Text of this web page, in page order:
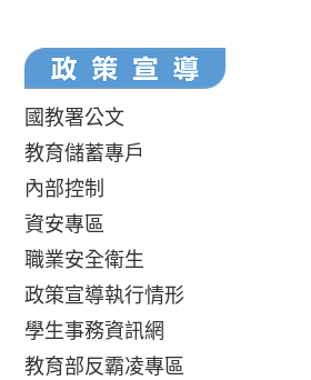
國教署公文
教育儲蓄專戶
內部控制
資安專區
職業安全衛生
政策宣導執行情形
學生事務資訊網
教育部反霸凌專區